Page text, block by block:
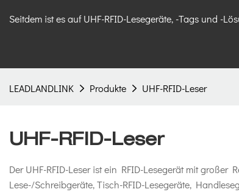
Seitdem ist es auf UHF-RFID-Lesegeräte, -Tags und -
LEADLANDLINK Produkte UHF-RFID-Leser
UHF-RFID-Leser
Der UHF-RFID-Leser ist ein RFID-Lesegerät mit großer
Lese-/Schreibgeräte, Tisch-RFID-Lesegeräte,